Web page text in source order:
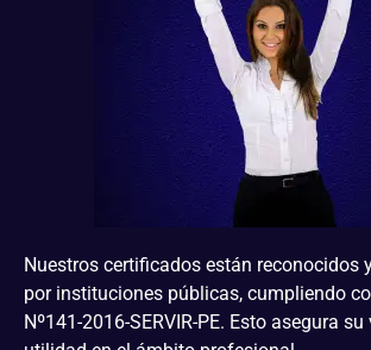
Nuestros certificados están reconocidos
por instituciones públicas, cumpliendo
Nº141-2016-SERVIR-PE. Esto asegura